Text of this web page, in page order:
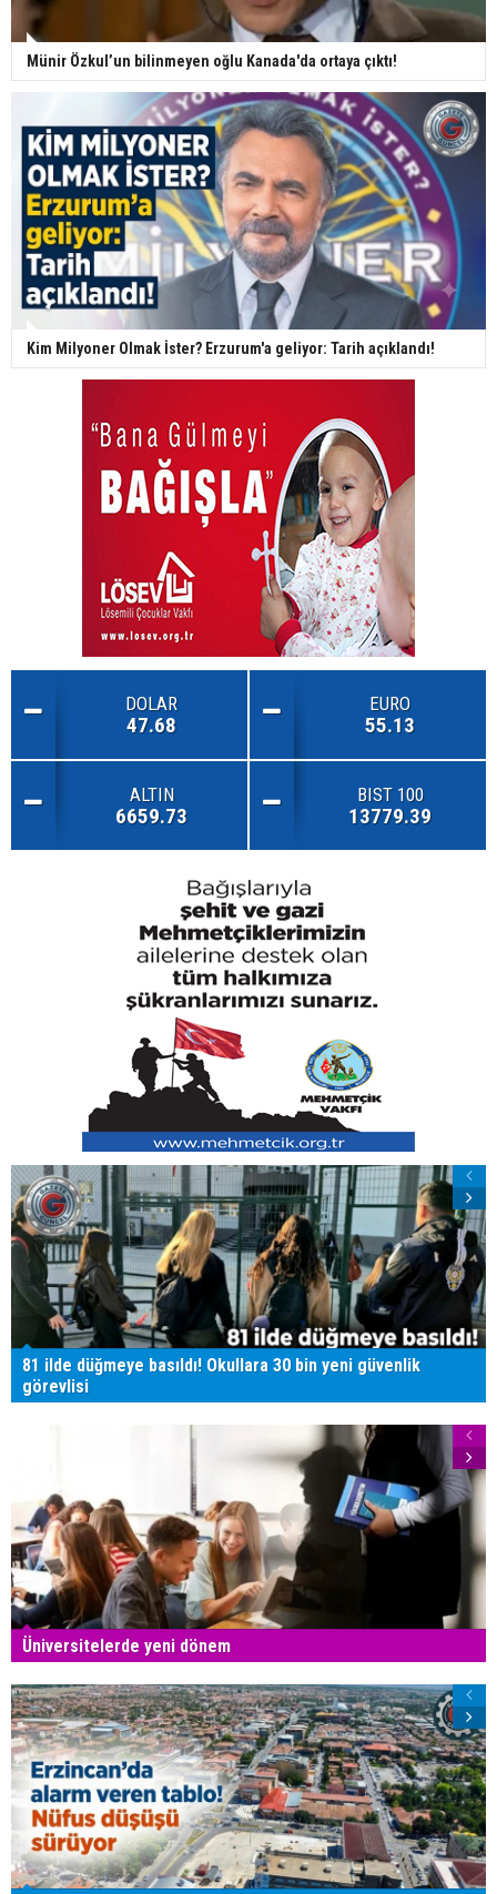
Münir Özkul’un bilinmeyen oğlu Kanada'da ortaya çıktı!
Kim Milyoner Olmak İster? Erzurum'a geliyor: Tarih açıklandı!
DOLAR
47.68
EURO
55.13
ALTIN
6659.73
BIST 100
13779.39
81 ilde düğmeye basıldı! Okullara 30 bin yeni güvenlik
görevlisi
Üniversitelerde yeni dönem